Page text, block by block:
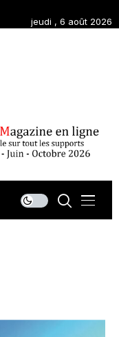
jeudi , 6 août 2026